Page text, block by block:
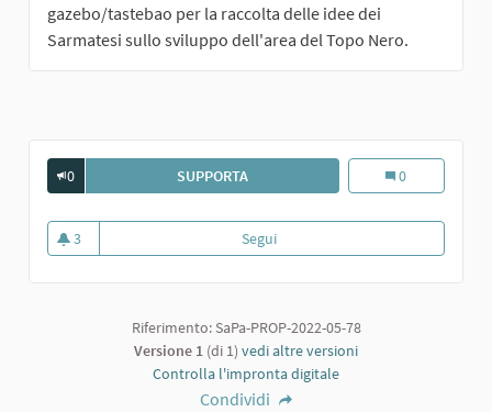
gazebo/tastebao per la raccolta delle idee dei
Sarmatesi sullo sviluppo dell'area del Topo Nero.
0 SUPPORTAVERDE CON PANCHINEVerde con
0
3
3 sostenitori
Segui
Riferimento: SaPa-PROP-2022-05-78
Versione 1 (di 1) vedi altre versioni
Controlla l'impronta digitale
Condividi